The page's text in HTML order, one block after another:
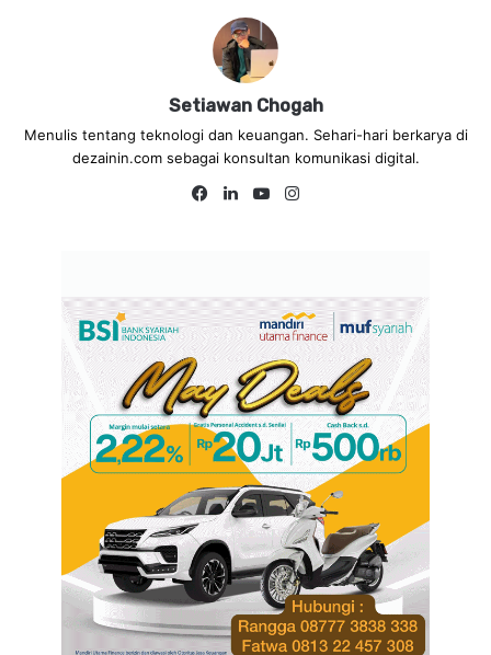
Setiawan Chogah
Menulis tentang teknologi dan keuangan. Sehari-hari berkarya di
dezainin.com sebagai konsultan komunikasi digital.
Fa
Lin
Yo